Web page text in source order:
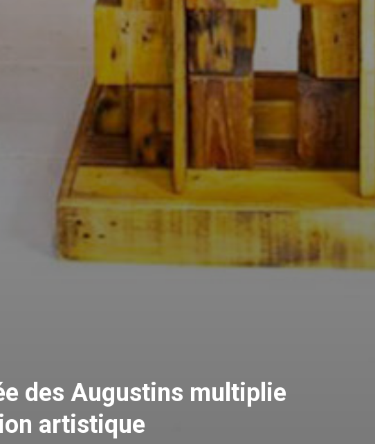
des Augustins multiplie
artistique